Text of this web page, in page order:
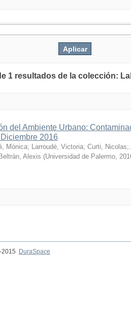
1 resultados de la colección:
del Ambiente Urbano:
2016
Mónica; Larroudé, Victoria; Curti, Nicolas;
Beltrán, Alexis (Universidad de Palermo,
DuraSpace